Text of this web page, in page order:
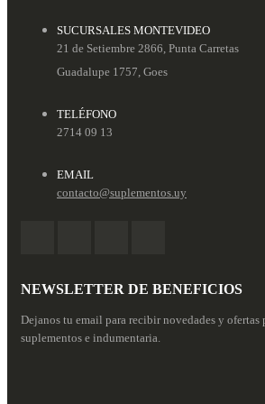
SUCURSALES MONTEVIDEO
21 de Setiembre 2866, Punta Carretas
Guadalupe 1757, Goes
TELÉFONO
2714 09 13
EMAIL
contacto@suplementos.uy
NEWSLETTER DE BENEFICIOS
Dejanos tu email para recibir novedades y ofertas
suplementos e indumentaria.